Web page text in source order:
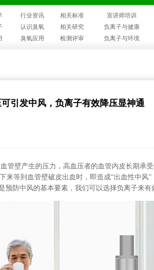
行业资讯 相关标准 宣讲师培训
认识臭氧 相关研究 负离子与健康
臭氧应用 检测评审 负离子与环境
引发中风，负离子有效降压显神通
管壁产生的压力，高血压者的血管内皮长期承
来等到血管壁破皮出血时，即造成“出血性中风”
预防中风的基本要素，我们可以选择负离子来有